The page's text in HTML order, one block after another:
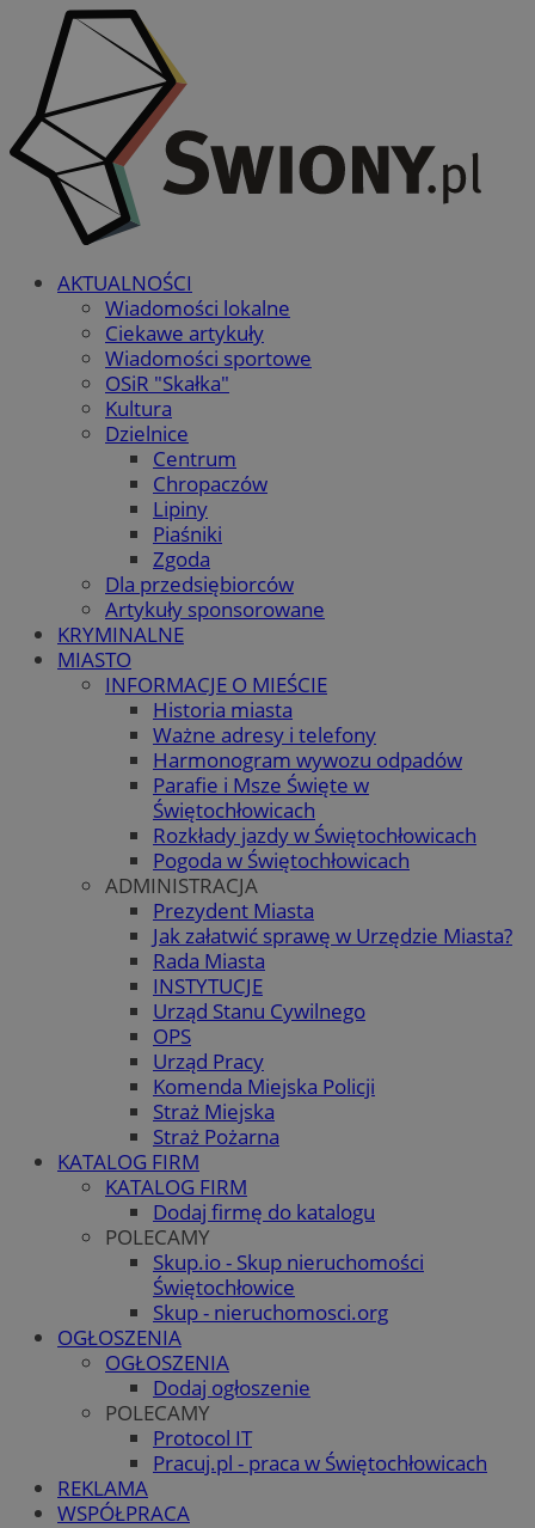
AKTUALNOŚCI
Wiadomości lokalne
Ciekawe artykuły
Wiadomości sportowe
OSiR "Skałka"
Kultura
Dzielnice
Centrum
Chropaczów
Lipiny
Piaśniki
Zgoda
Dla przedsiębiorców
Artykuły sponsorowane
KRYMINALNE
MIASTO
INFORMACJE O MIEŚCIE
Historia miasta
Ważne adresy i telefony
Harmonogram wywozu odpadów
Parafie i Msze Święte w
Świętochłowicach
Rozkłady jazdy w Świętochłowicach
Pogoda w Świętochłowicach
ADMINISTRACJA
Prezydent Miasta
Jak załatwić sprawę w Urzędzie Miasta?
Rada Miasta
INSTYTUCJE
Urząd Stanu Cywilnego
OPS
Urząd Pracy
Komenda Miejska Policji
Straż Miejska
Straż Pożarna
KATALOG FIRM
KATALOG FIRM
Dodaj firmę do katalogu
POLECAMY
Skup.io - Skup nieruchomości
Świętochłowice
Skup - nieruchomosci.org
OGŁOSZENIA
OGŁOSZENIA
Dodaj ogłoszenie
POLECAMY
Protocol IT
Pracuj.pl - praca w Świętochłowicach
REKLAMA
WSPÓŁPRACA